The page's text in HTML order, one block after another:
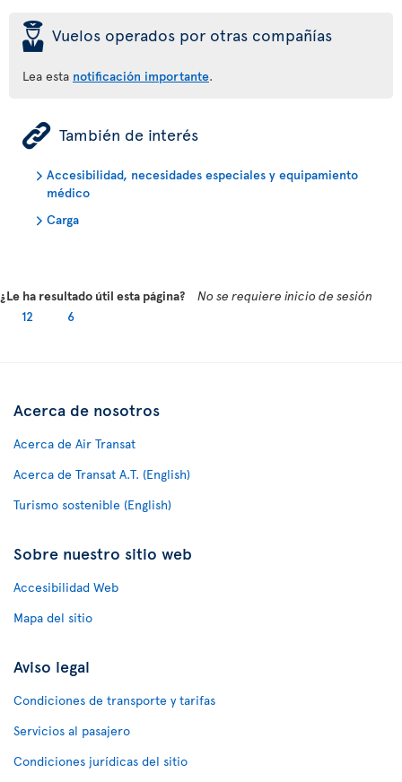
þ Vuelos operados por otras compañías
Lea esta notificación importante.
ÿ También de interés
Accesibilidad, necesidades especiales y equipamiento
médico
Carga
¿Le ha resultado útil esta página?
No se requiere inicio de sesión
12
6
Acerca de nosotros
Acerca de Air Transat
Acerca de Transat A.T. (English)
Turismo sostenible (English)
Sobre nuestro sitio web
Accesibilidad Web
Mapa del sitio
Aviso legal
Condiciones de transporte y tarifas
Servicios al pasajero
Condiciones jurídicas del sitio